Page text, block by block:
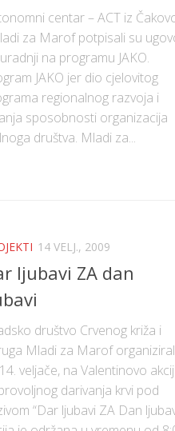
centar – ACT iz
za Marof potpisali su
na programu JAKO.
JAKO jer dio cjelovitog
regionalnog razvoja i
sposobnosti organizacija
društva. Mladi za...
14 VELJ., 2009
ljubavi ZA dan
društvo Crvenog križa i
Mladi za Marof
veljače, na Valentinovo
darivanja krvi pod
“Dar ljubavi ZA Dan